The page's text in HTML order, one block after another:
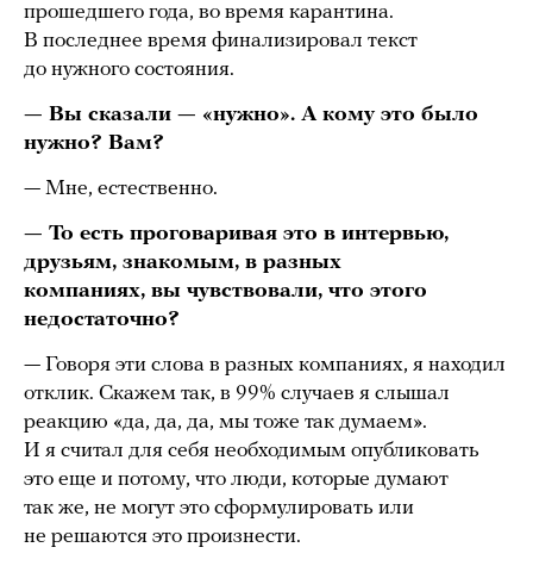
прошедшего года, во время карантина.
В последнее время финализировал текст
до нужного состояния.
— Вы сказали — «нужно». А кому это было
нужно? Вам?
— Мне, естественно.
— То есть проговаривая это в интервью,
друзьям, знакомым, в разных
компаниях, вы чувствовали, что этого
недостаточно?
— Говоря эти слова в разных компаниях, я находил
отклик. Скажем так, в 99% случаев я слышал
реакцию «да, да, да, мы тоже так думаем».
И я считал для себя необходимым опубликовать
это еще и потому, что люди, которые думают
так же, не могут это сформулировать или
не решаются это произнести.